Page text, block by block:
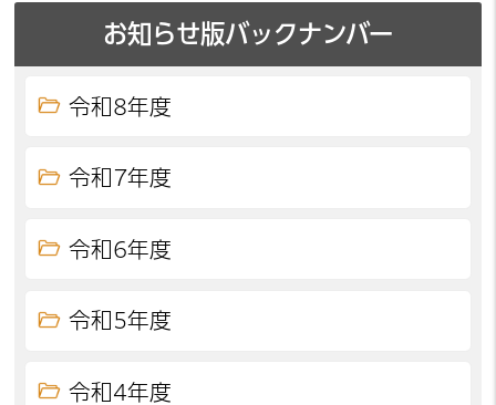
お知らせ版バックナンバー
令和8年度
令和7年度
令和6年度
令和5年度
令和4年度